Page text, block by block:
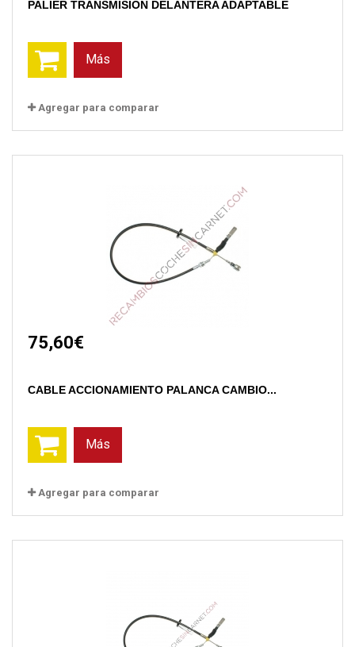
PALIER TRANSMISION DELANTERA ADAPTABLE
Más
Agregar para comparar
75,60€
CABLE ACCIONAMIENTO PALANCA CAMBIO...
Más
Agregar para comparar